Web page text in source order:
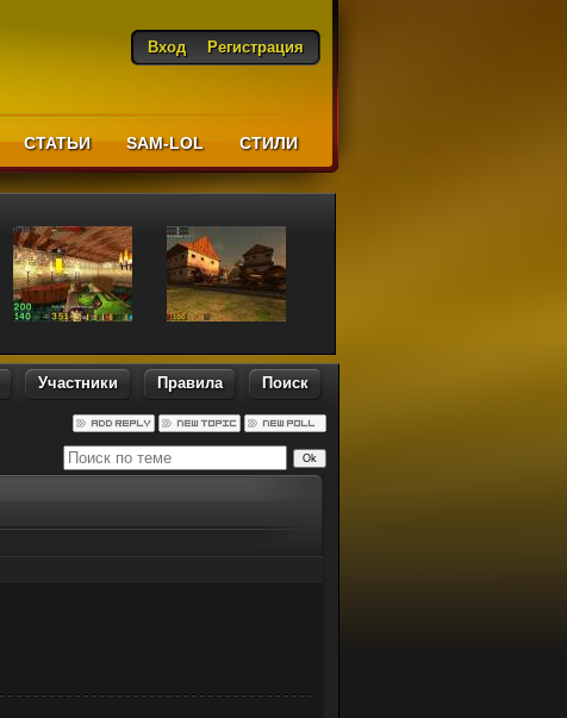
Вход Регистрация
СТАТЬИ SAM-LOL CТИЛИ
Участники Правила Поиск